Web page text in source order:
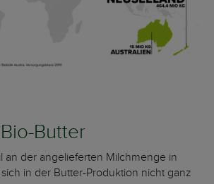
Butter
an der angelieferten Milchmenge in
in der Butter-Produktion nicht ganz